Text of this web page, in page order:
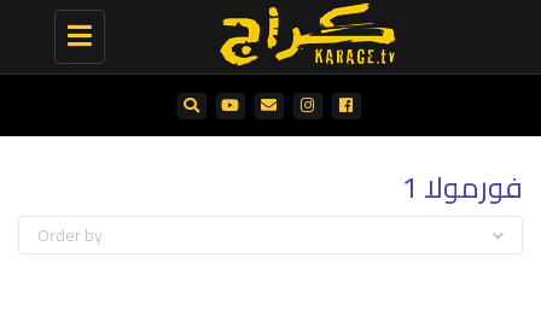
Toggle
navigation
فورمولا 1
Order by